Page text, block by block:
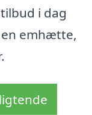
i dag
emhætte,